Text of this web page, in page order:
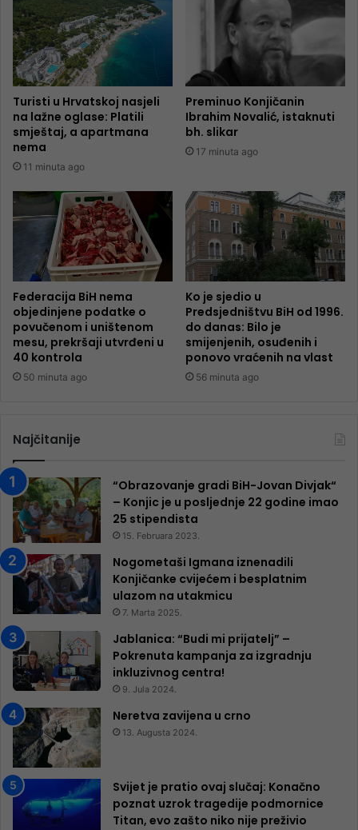
Turisti u Hrvatskoj nasjeli
na lažne oglase: Platili
smještaj, a apartmana
nema
11 minuta ago
Preminuo Konjičanin
Ibrahim Novalić, istaknuti
bh. slikar
17 minuta ago
Federacija BiH nema
objedinjene podatke o
povučenom i uništenom
mesu, prekršaji utvrđeni u
40 kontrola
50 minuta ago
Ko je sjedio u
Predsjedništvu BiH od 1996.
do danas: Bilo je
smijenjenih, osuđenih i
ponovo vraćenih na vlast
56 minuta ago
Najčitanije
“Obrazovanje gradi BiH-Jovan Divjak“
– Konjic je u posljednje 22 godine imao
25 ​​stipendista
15. Februara 2023.
Nogometaši Igmana iznenadili
Konjičanke cvijećem i besplatnim
ulazom na utakmicu
7. Marta 2025.
Jablanica: “Budi mi prijatelj” –
Pokrenuta kampanja za izgradnju
inkluzivnog centra!
9. Jula 2024.
Neretva zavijena u crno
13. Augusta 2024.
Svijet je pratio ovaj slučaj: Konačno
poznat uzrok tragedije podmornice
Titan, evo zašto niko nije preživio